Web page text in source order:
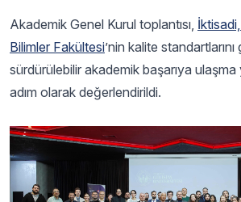
Akademik Genel Kurul toplantısı,
Bilimler Fakültesi’nin kalite
sürdürülebilir akademik başarıya
adım olarak değerlendirildi.